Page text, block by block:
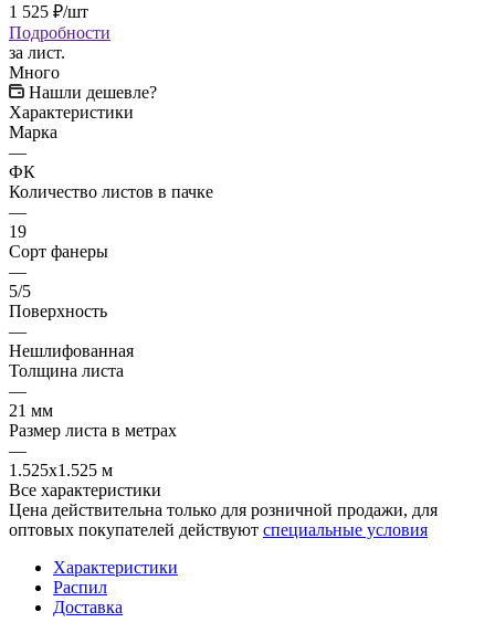
1 525 ₽/шт
Подробности
за лист.
Много
Нашли дешевле?
Характеристики
Марка
—
ФК
Количество листов в пачке
—
19
Сорт фанеры
—
5/5
Поверхность
—
Нешлифованная
Толщина листа
—
21 мм
Размер листа в метрах
—
1.525x1.525 м
Все характеристики
Цена действительна только для розничной продажи, для
оптовых покупателей действуют специальные условия
Характеристики
Распил
Доставка